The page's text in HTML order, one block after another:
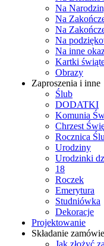
Na
Na
Na
Na
Na inne
Kartki
Obrazy
Zaproszenia i inne
Ślub
DODATKI
Komunia
Chrzest
Rocznica
Urodziny
Urodzinki
18
Roczek
Emerytura
Studniówka
Dekoracje
Projektowanie
Składanie
Jak złożyć